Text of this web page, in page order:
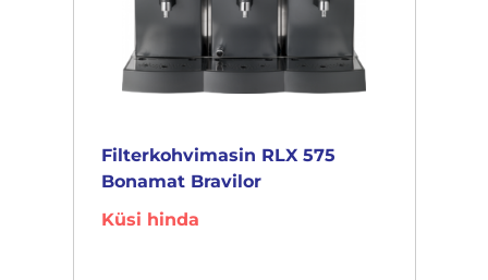
Filterkohvimasin RLX 575
Bonamat Bravilor
Küsi hinda